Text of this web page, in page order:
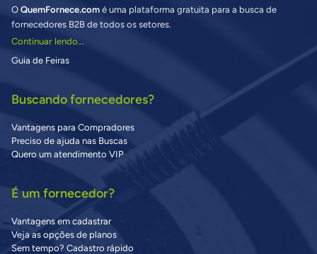
O QuemFornece.com é uma plataforma gratuita para a busca de
fornecedores B2B de todos os setores.
Continuar lendo...
Guia de Feiras
Buscando fornecedores?
Vantagens para Compradores
Preciso de ajuda nas Buscas
Quero um atendimento VIP
É um fornecedor?
Vantagens em cadastrar
Veja as opções de planos
Sem tempo? Cadastro rápido